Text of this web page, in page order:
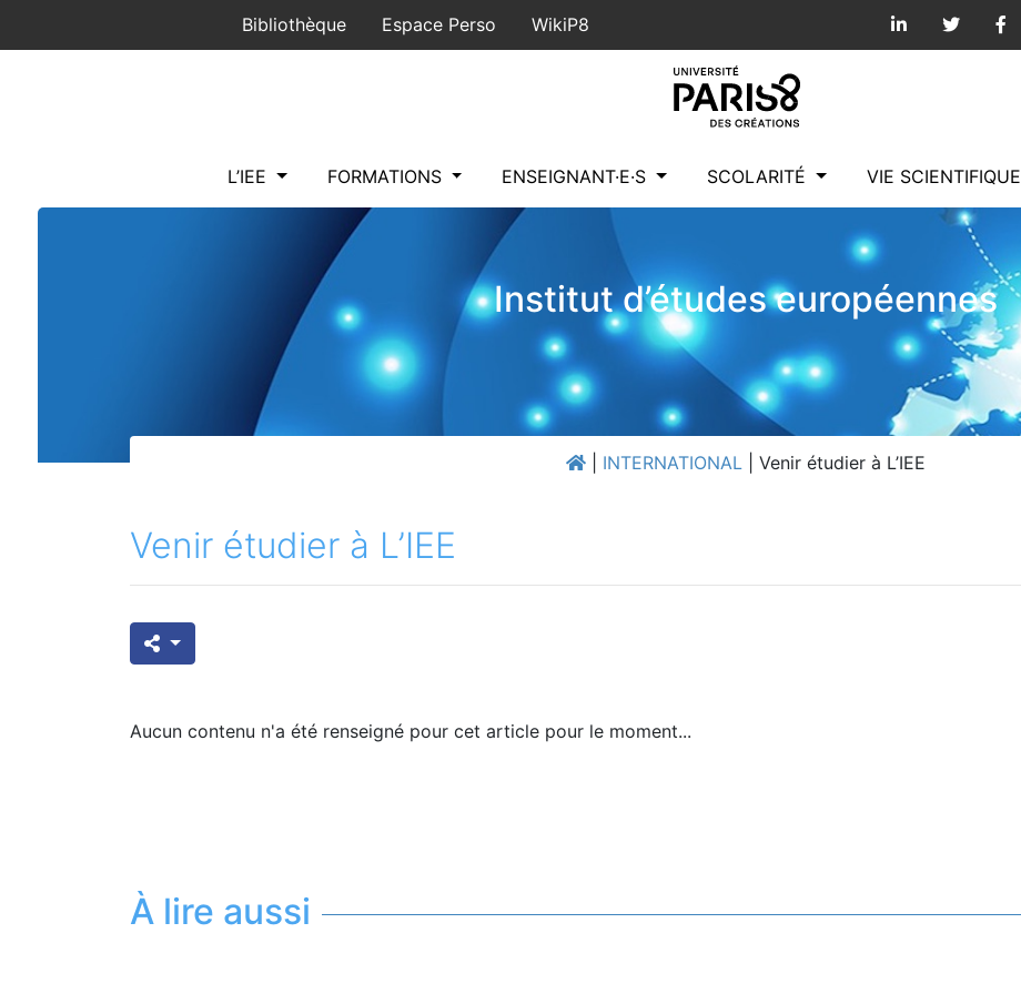
Bibliothèque Espace Perso WikiP8
L’IEE FORMATIONS ENSEIGNANT·E·S SCOLARITÉ VIE SCIENTIFIQUE
Institut d’études européennes
INTERNATIONAL Venir étudier à L’IEE
Venir étudier à L’IEE
Aucun contenu n'a été renseigné pour cet article pour le moment...
À lire aussi